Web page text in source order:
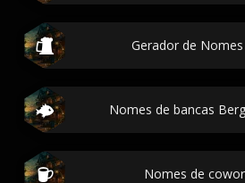
Gerador de
Nomes de bancas
Nomes de